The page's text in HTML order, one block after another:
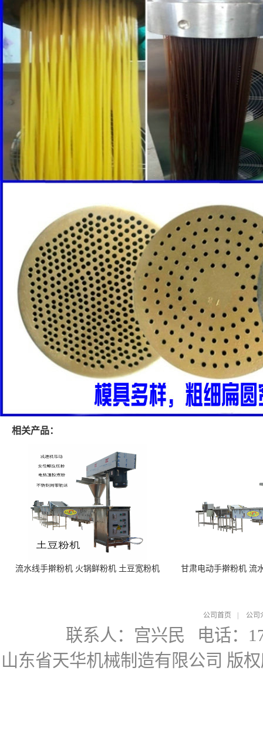
相关产品：
流水线手擀粉机 火锅鲜粉机 土豆宽粉机 甘肃电动手擀粉机 流
公司首页 公司
联系人：宫兴民 电话：
山东省天华机械制造有限公司 版